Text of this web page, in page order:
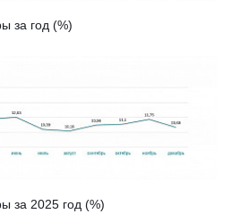
за год (%)
за 2025 год (%)